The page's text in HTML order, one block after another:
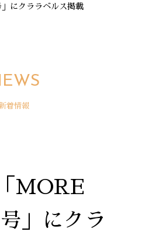
にクララベルス掲載
着情報
MORE
」にクラ